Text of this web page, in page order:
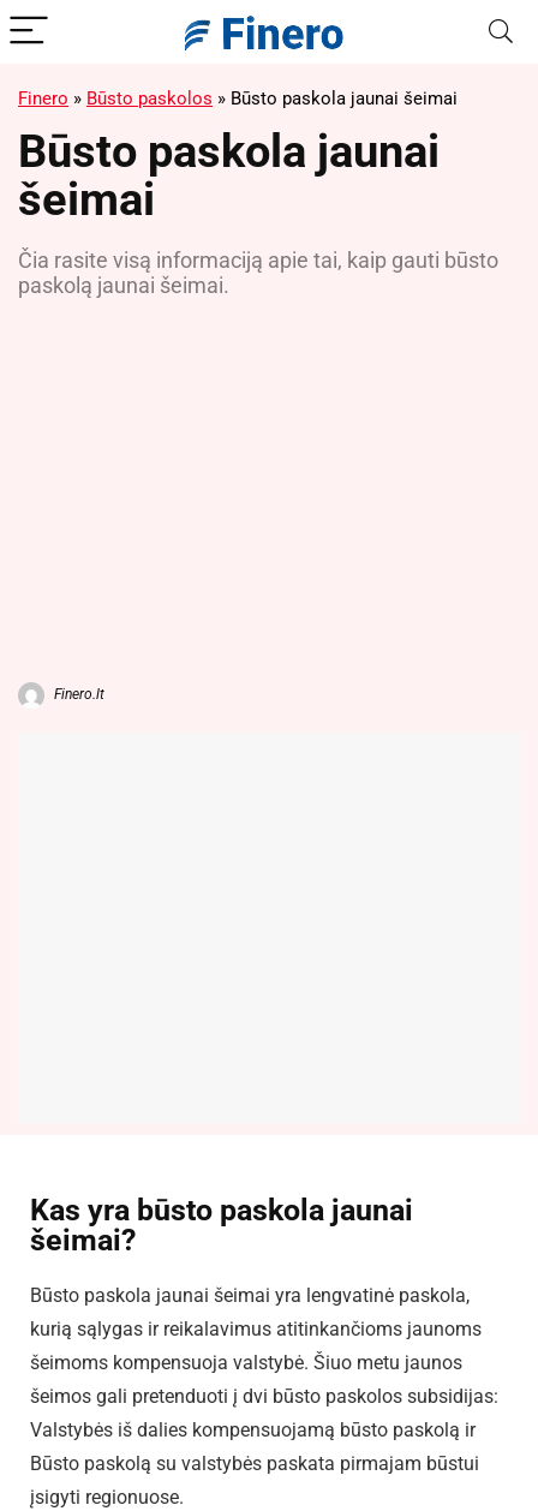
Finero » Būsto paskolos » Būsto paskola jaunai šeimai
Būsto paskola jaunai
šeimai
Čia rasite visą informaciją apie tai, kaip gauti būsto
paskolą jaunai šeimai.
Finero.lt
Kas yra būsto paskola jaunai
šeimai?
Būsto paskola jaunai šeimai yra lengvatinė paskola,
kurią sąlygas ir reikalavimus atitinkančioms jaunoms
šeimoms kompensuoja valstybė. Šiuo metu jaunos
šeimos gali pretenduoti į dvi būsto paskolos subsidijas:
Valstybės iš dalies kompensuojamą būsto paskolą ir
Būsto paskolą su valstybės paskata pirmajam būstui
įsigyti regionuose.